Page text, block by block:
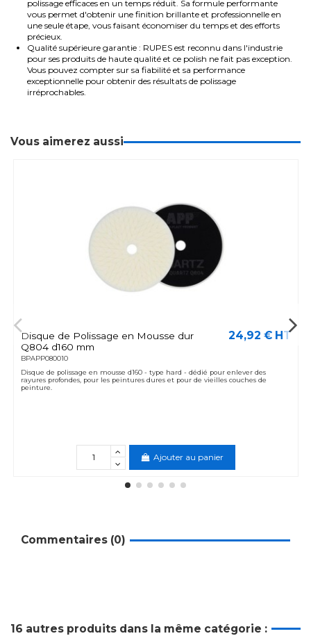
polissage efficaces en un temps réduit. Sa formule performante
vous permet d'obtenir une finition brillante et professionnelle en
une seule étape, vous faisant économiser du temps et des efforts
précieux.
Qualité supérieure garantie : RUPES est reconnu dans l'industrie
pour ses produits de haute qualité et ce polish ne fait pas exception.
Vous pouvez compter sur sa fiabilité et sa performance
exceptionnelle pour obtenir des résultats de polissage
irréprochables.
Vous aimerez aussi
Disque de Polissage en Mousse dur
Q804 d160 mm
BPAPP080010
24,92 € HT
Disque de polissage en mousse d160 - type hard - dédié pour enlever des
rayures profondes, pour les peintures dures et pour de vieilles couches de
peinture.
Ajouter au panier
Commentaires (0)
16 autres produits dans la même catégorie :